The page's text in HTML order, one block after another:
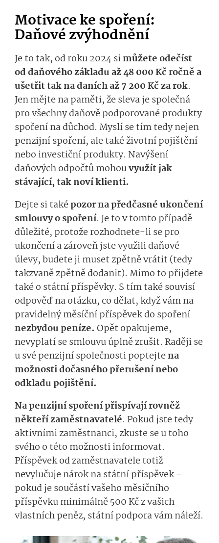
Motivace ke spoření:
Daňové zvýhodnění
Je to tak, od roku 2024 simůžete odečíst
od daňového základu až 48 000 Kč ročně a
ušetřit tak na daních až 7 200 Kč za rok.
Jen mějte na paměti, že sleva je společná
pro všechny daňově podporované produkty
spoření na důchod. Myslí se tím tedy nejen
penzijní spoření, ale také životní pojištění
nebo investiční produkty. Navýšení
daňových odpočtů mohouvyužít jak
stávající, tak noví klienti.
Dejte si taképozor na předčasné ukončení
smlouvy o spoření. Je to v tomto případě
důležité, protože rozhodnete-li se pro
ukončení a zároveň jste využili daňové
úlevy, budete ji muset zpětně vrátit (tedy
takzvaně zpětně dodanit). Mimo to přijdete
také o státní příspěvky. S tím také souvisí
odpověď na otázku, co dělat, když vám na
pravidelný měsíční příspěvek do spoření
nezbydou peníze. Opět opakujeme,
nevyplatí se smlouvu úplně zrušit. Raději se
u své penzijní společnosti poptejtena
možnosti dočasného přerušení nebo
odkladu pojištění.
Na penzijní spoření přispívají rovněž
někteří zaměstnavatelé. Pokud jste tedy
aktivními zaměstnanci, zkuste se u toho
svého o této možnosti informovat.
Příspěvek od zaměstnavatele totiž
nevylučuje nárok na státní příspěvek –
pokud je součástí vašeho měsíčního
příspěvku minimálně 500 Kč z vašich
vlastních peněz, státní podpora vám náleží.